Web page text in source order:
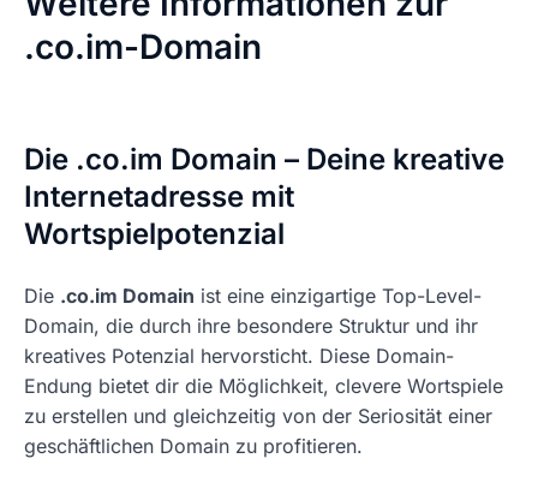
.co.im-Domain
Die .co.im Domain – Deine kreative
Internetadresse mit
Wortspielpotenzial
Die .co.im Domain ist eine einzigartige Top-Level-
Domain, die durch ihre besondere Struktur und ihr
kreatives Potenzial hervorsticht. Diese Domain-
Endung bietet dir die Möglichkeit, clevere Wortspiele
zu erstellen und gleichzeitig von der Seriosität einer
geschäftlichen Domain zu profitieren.